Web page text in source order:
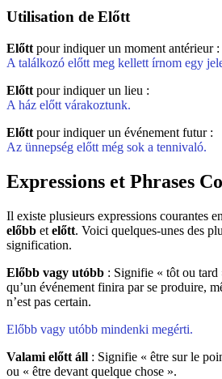
Utilisation de Előtt
Előtt pour indiquer un moment antérieur :
A találkozó előtt meg kellett írnom egy
Előtt pour indiquer un lieu :
A ház előtt várakoztunk.
Előtt pour indiquer un événement futur :
Az ünnepség előtt még sok a tennivaló.
Expressions et Phrases
Il existe plusieurs expressions courantes en
előbb et előtt. Voici quelques-unes des
signification.
Előbb vagy utóbb : Signifie « tôt ou
qu’un événement finira par se produire,
n’est pas certain.
Előbb vagy utóbb mindenki megérti.
Valami előtt áll : Signifie « être sur le
ou « être devant quelque chose ».